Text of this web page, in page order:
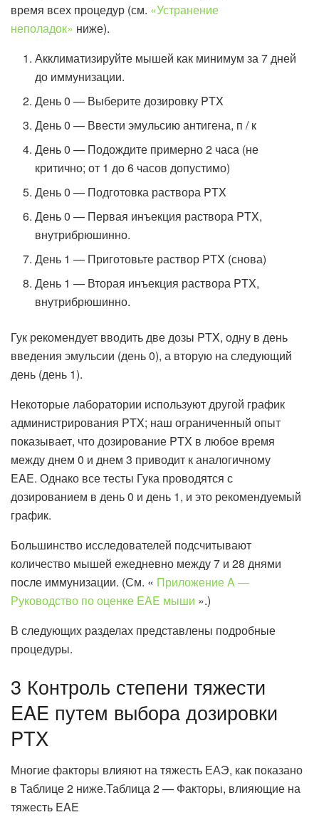
время всех процедур (см. «Устранение
неполадок» ниже).
Акклиматизируйте мышей как минимум за 7 дней
до иммунизации.
День 0 — Выберите дозировку PTX
День 0 — Ввести эмульсию антигена, п / к
День 0 — Подождите примерно 2 часа (не
критично; от 1 до 6 часов допустимо)
День 0 — Подготовка раствора PTX
День 0 — Первая инъекция раствора PTX,
внутрибрюшинно.
День 1 — Приготовьте раствор PTX (снова)
День 1 — Вторая инъекция раствора PTX,
внутрибрюшинно.
Гук рекомендует вводить две дозы PTX, одну в день
введения эмульсии (день 0), а вторую на следующий
день (день 1).
Некоторые лаборатории используют другой график
администрирования PTX; наш ограниченный опыт
показывает, что дозирование PTX в любое время
между днем ​​0 и днем ​​3 приводит к аналогичному
EAE. Однако все тесты Гука проводятся с
дозированием в день 0 и день 1, и это рекомендуемый
график.
Большинство исследователей подсчитывают
количество мышей ежедневно между 7 и 28 днями
после иммунизации. (См. « Приложение A —
Руководство по оценке EAE мыши ».)
В следующих разделах представлены подробные
процедуры.
3 Контроль степени тяжести
EAE путем выбора дозировки
PTX
Многие факторы влияют на тяжесть ЕАЭ, как показано
в Таблице 2 ниже.Таблица 2 — Факторы, влияющие на
тяжесть EAE